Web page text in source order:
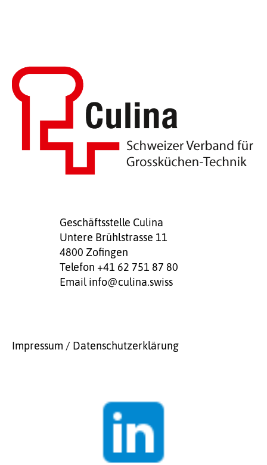
Geschäftsstelle Culina
Untere Brühlstrasse 11
4800 Zofingen
Telefon +41 62 751 87 80
Email info@culina.swiss
Impressum / Datenschutzerklärung